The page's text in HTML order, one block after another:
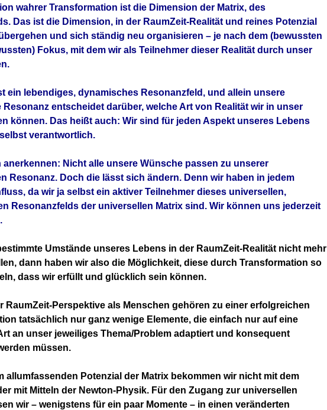
wahrer Transformation ist die Dimension der Matrix, des
Das ist die Dimension, in der RaumZeit-Realität und reines Potenzial
und sich ständig neu organisieren – je nach dem (bewussten
Fokus, mit dem wir als Teilnehmer dieser Realität durch unser
ein lebendiges, dynamisches Resonanzfeld, und allein unsere
Resonanz entscheidet darüber, welche Art von Realität wir in unser
können. Das heißt auch: Wir sind für jeden Aspekt unseres Lebens
verantwortlich.
anerkennen: Nicht alle unsere Wünsche passen zu unserer
Resonanz. Doch die lässt sich ändern. Denn wir haben in jedem
da wir ja selbst ein aktiver Teilnehmer dieses universellen,
Resonanzfelds der universellen Matrix sind. Wir können uns jederzeit
Umstände unseres Lebens in der RaumZeit-Realität nicht mehr
dann haben wir also die Möglichkeit, diese durch Transformation so
dass wir erfüllt und glücklich sein können.
RaumZeit-Perspektive als Menschen gehören zu einer erfolgreichen
tatsächlich nur ganz wenige Elemente, die einfach nur auf eine
an unser jeweiliges Thema/Problem adaptiert und konsequent
müssen.
allumfassenden Potenzial der Matrix bekommen wir nicht mit dem
mit Mitteln der Newton-Physik. Für den Zugang zur universellen
wir – wenigstens für ein paar Momente – in einen veränderten